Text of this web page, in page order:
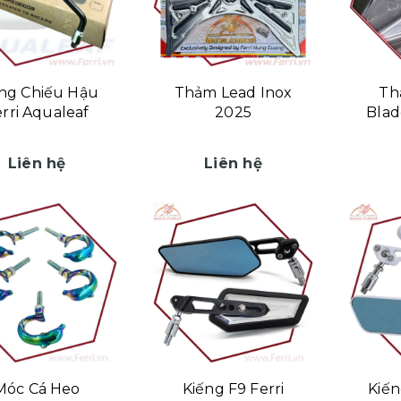
Chiếu Hậu
Aqualeaf
Liên hệ
Thảm Lead Inox
2025
Liên hệ
Cá Heo Kiếng F9 Ferri